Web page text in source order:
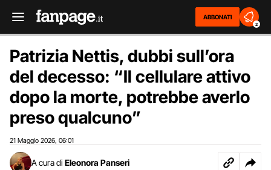
ABBONATI
2
Patrizia Nettis, dubbi sull’ora
del decesso: “Il cellulare attivo
dopo la morte, potrebbe averlo
preso qualcuno”
21 Maggio 2026 06:01
A cura di Eleonora Panseri